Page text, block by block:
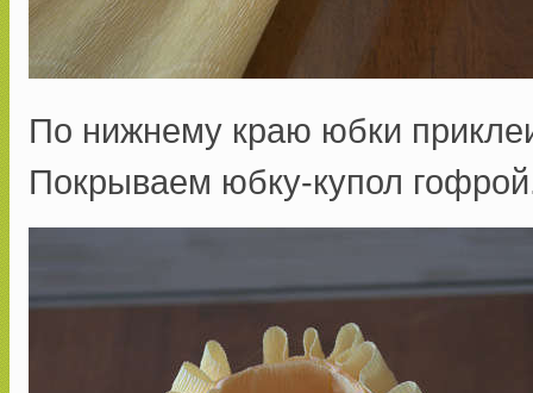
По нижнему краю юбки
Покрываем юбку-купол